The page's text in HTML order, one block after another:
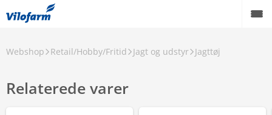
Webshop Retail/Hobby/Fritid Jagt og udstyr Jagttøj
Relaterede varer